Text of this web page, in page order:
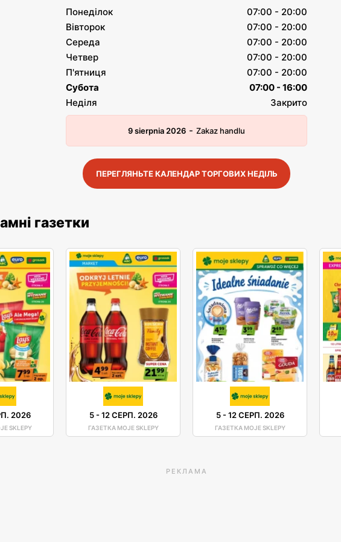
Понеділок
07:00 - 20:00
Вівторок
07:00 - 20:00
Середа
07:00 - 20:00
Четвер
07:00 - 20:00
П'ятниця
07:00 - 20:00
Субота
07:00 - 16:00
Неділя
Закрито
9 sierpnia 2026 - Zakaz handlu
ПЕРЕГЛЯНЬТЕ КАЛЕНДАР ТОРГОВИХ НЕДІЛЬ
газетки
2026
SKLEPY
5-12 СЕРП. 2026
ГАЗЕТКА MOJE SKLEPY
5-12 СЕРП. 2026
ГАЗЕТКА MOJE SKLEPY
РЕКЛАМА